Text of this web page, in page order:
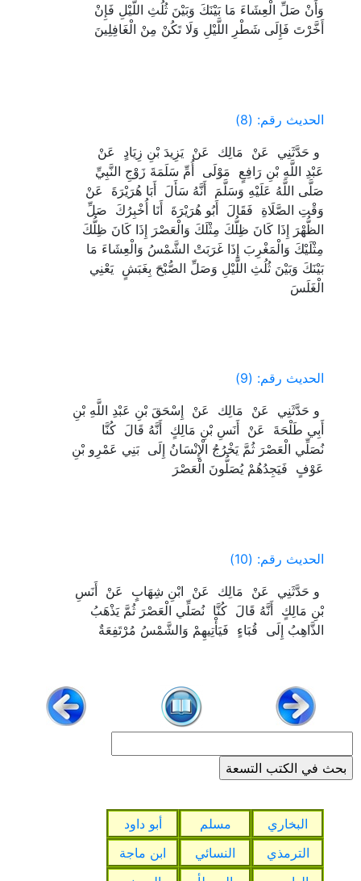
‏وَأَنْ صَلِّ الْعِشَاءَ مَا بَيْنَكَ وَبَيْنَ ثُلُثِ اللَّيْلِ فَإِنْ
أَخَّرْتَ فَإِلَى شَطْرِ اللَّيْلِ وَلَا تَكُنْ مِنْ الْغَافِلِينَ ‏
الحديث رقم: (8)
‏ ‏و حَدَّثَنِي ‏ ‏عَنْ ‏ ‏مَالِك ‏ ‏عَنْ ‏ ‏يَزِيدَ بْنِ زِيَادٍ ‏ ‏عَنْ ‏
‏عَبْدِ اللَّهِ بْنِ رَافِعٍ ‏ ‏مَوْلَى ‏ ‏أُمِّ سَلَمَةَ زَوْجِ النَّبِيِّ ‏
‏صَلَّى اللَّهُ عَلَيْهِ وَسَلَّمَ ‏ ‏أَنَّهُ سَأَلَ ‏ ‏أَبَا هُرَيْرَةَ ‏ ‏عَنْ
وَقْتِ الصَّلَاةِ ‏ ‏فَقَالَ ‏ ‏أَبُو هُرَيْرَةَ ‏ ‏أَنَا أُخْبِرُكَ ‏ ‏صَلِّ
الظُّهْرَ إِذَا كَانَ ظِلُّكَ مِثْلَكَ وَالْعَصْرَ إِذَا كَانَ ظِلُّكَ
مِثْلَيْكَ وَالْمَغْرِبَ إِذَا غَرَبَتْ الشَّمْسُ وَالْعِشَاءَ مَا
بَيْنَكَ وَبَيْنَ ثُلُثِ اللَّيْلِ وَصَلِّ الصُّبْحَ بِغَبَشٍ ‏ ‏يَعْنِي ‏
‏الْغَلَسَ ‏
الحديث رقم: (9)
‏ ‏و حَدَّثَنِي ‏ ‏عَنْ ‏ ‏مَالِك ‏ ‏عَنْ ‏ ‏إِسْحَقَ بْنِ عَبْدِ اللَّهِ بْنِ
أَبِي طَلْحَةَ ‏ ‏عَنْ ‏ ‏أَنَسِ بْنِ مَالِكٍ ‏ ‏أَنَّهُ قَالَ ‏ ‏كُنَّا ‏
‏نُصَلِّي الْعَصْرَ ثُمَّ يَخْرُجُ الْإِنْسَانُ إِلَى ‏ ‏بَنِي عَمْرِو بْنِ
عَوْفٍ ‏ ‏فَيَجِدُهُمْ يُصَلُّونَ الْعَصْرَ ‏
الحديث رقم: (10)
‏ ‏و حَدَّثَنِي ‏ ‏عَنْ ‏ ‏مَالِك ‏ ‏عَنْ ‏ ‏ابْنِ شِهَابٍ ‏ ‏عَنْ ‏ ‏أَنَسِ
بْنِ مَالِكٍ ‏ ‏أَنَّهُ قَالَ ‏ ‏كُنَّا ‏ ‏نُصَلِّي الْعَصْرَ ثُمَّ يَذْهَبُ
الذَّاهِبُ إِلَى ‏ ‏قُبَاءٍ ‏ ‏فَيَأْتِيهِمْ وَالشَّمْسُ مُرْتَفِعَةٌ ‏
البخاري مسلم
أبو داود
الترمذي
النسائي
ابن ماجة